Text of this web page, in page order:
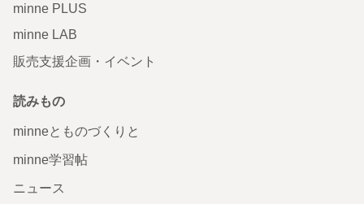
minne PLUS
minne LAB
販売支援企画・イベント
読みもの
minneとものづくりと
minne学習帖
ニュース